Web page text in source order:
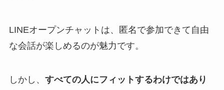
LINEオープンチャットは、匿名で参加できて自由
な会話が楽しめるのが魅力です。
しかし、 すべての人にフィットするわけではあり